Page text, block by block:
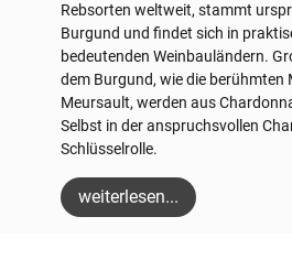
Rebsorten weltweit, stammt
Burgund und findet sich in
bedeutenden Weinbauländern.
dem Burgund, wie die berühmten
Meursault, werden aus
Selbst in der anspruchsvollen
Schlüsselrolle.
weiterlesen...